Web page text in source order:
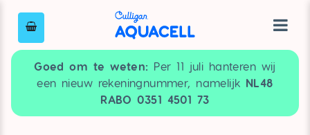
Goed om te weten: Per 11 juli hanteren wij
een nieuw rekeningnummer, namelijk NL48
RABO 0351 4501 73